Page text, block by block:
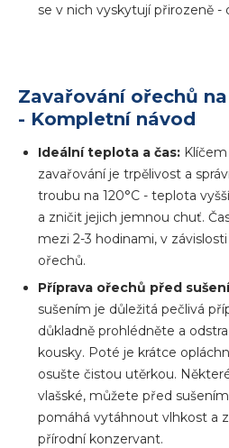
se v nich vyskytují přirozeně -
Zavařování ořechů
- Kompletní návod
Ideální teplota a čas:
zavařování je trpělivost a
troubu na 120°C - teplota
a zničit jejich jemnou chuť.
mezi 2-3 hodinami, v
ořechů.
Příprava ořechů před
sušením je důležitá pečlivá
důkladně prohlédněte a
kousky. Poté je krátce
osušte čistou utěrkou.
vlašské, můžete před
pomáhá vytáhnout vlhkost a
přírodní konzervant.